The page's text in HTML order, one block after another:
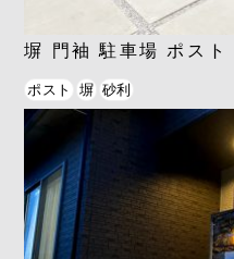
塀 門袖 駐車場 ポスト
ポスト 塀 砂利